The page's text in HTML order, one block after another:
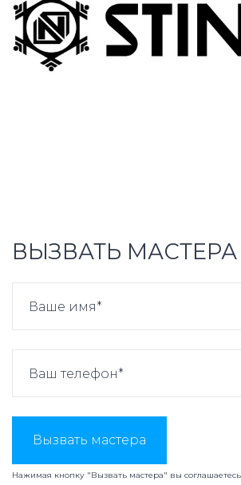
ВЫЗВАТЬ
Вызвать мастера
Нажимая кнопку "Вызвать мастера" вы